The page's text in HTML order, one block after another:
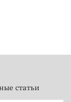
статьи